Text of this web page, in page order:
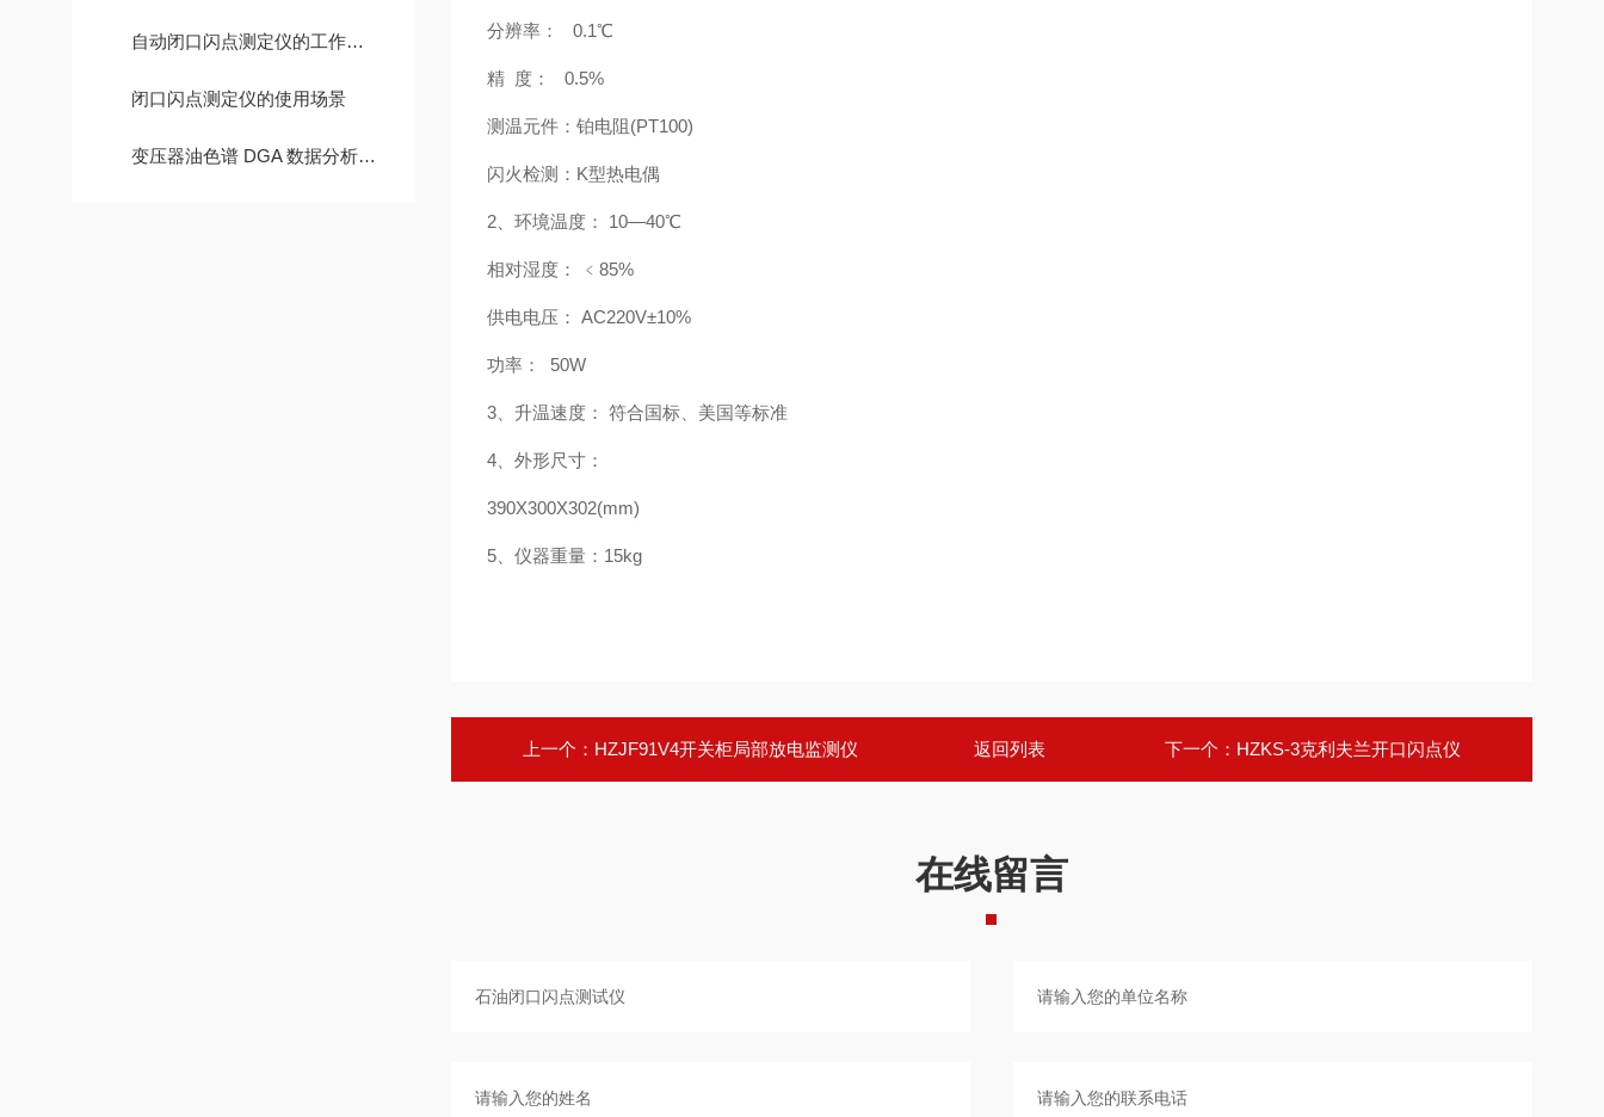
自动闭口闪点测定仪的工作原理
闭口闪点测定仪的使用场景
变压器油色谱 DGA 数据分析及潜伏性故障判断技巧
分辨率： 0.1℃
精 度： 0.5%
测温元件：铂电阻(PT100)
闪火检测：K型热电偶
2、环境温度： 10—40℃
相对湿度： ﹤85%
供电电压： AC220V±10%
功率： 50W
3、升温速度： 符合国标、美国等标准
4、外形尺寸：
390X300X302(mm)
5、仪器重量：15kg
上一个： HZJF91V4开关柜局部放电监测仪 返回列表 下一个： HZKS-3克利夫兰开口闪点仪
在线留言